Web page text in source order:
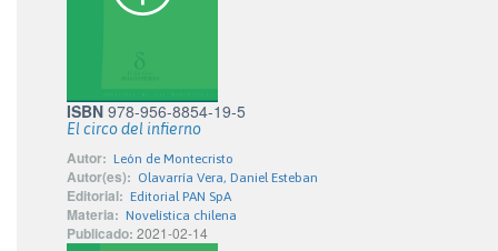
ISBN 978-956-8854-19-5
El circo del infierno
Autor: León de Montecristo
Autor(es): Olavarría Vera, Daniel Esteban
Editorial: Editorial PAN SpA
Materia: Novelística chilena
Publicado: 2021-02-14